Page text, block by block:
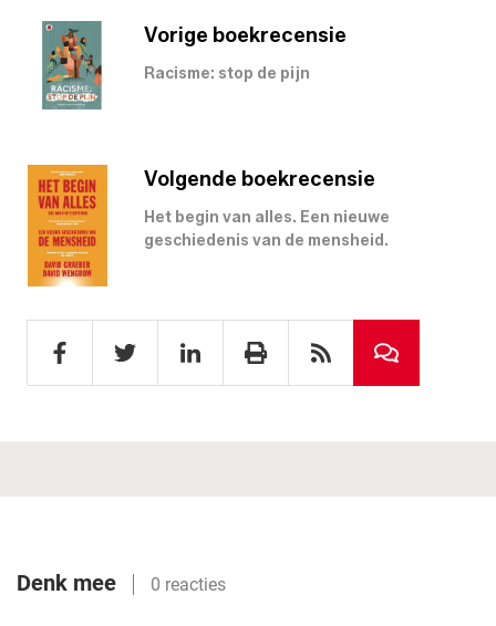
Vorige boekrecensie
Racisme: stop de pijn
Volgende boekrecensie
Het begin van alles. Een nieuwe
geschiedenis van de mensheid.